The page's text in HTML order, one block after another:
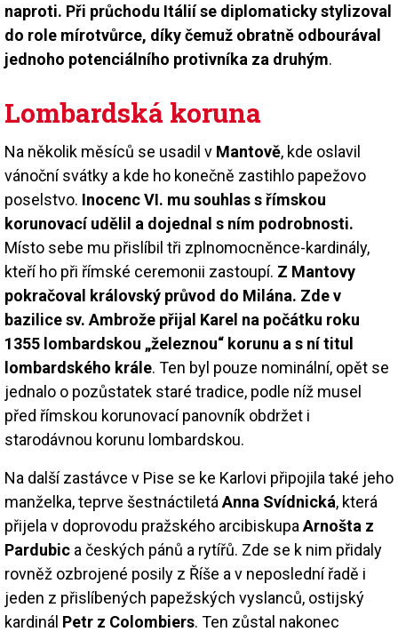
naproti. Při průchodu Itálií se diplomaticky stylizoval
do role mírotvůrce, díky čemuž obratně odbourával
jednoho potenciálního protivníka za druhým.
Lombardská koruna
Na několik měsíců se usadil v Mantově, kde oslavil
vánoční svátky a kde ho konečně zastihlo papežovo
poselstvo. Inocenc VI. mu souhlas s římskou
korunovací udělil a dojednal s ním podrobnosti.
Místo sebe mu přislíbil tři zplnomocněnce-kardinály,
kteří ho při římské ceremonii zastoupí. Z Mantovy
pokračoval královský průvod do Milána. Zde v
bazilice sv. Ambrože přijal Karel na počátku roku
1355 lombardskou „železnou“ korunu a s ní titul
lombardského krále. Ten byl pouze nominální, opět se
jednalo o pozůstatek staré tradice, podle níž musel
před římskou korunovací panovník obdržet i
starodávnou korunu lombardskou.
Na další zastávce v Pise se ke Karlovi připojila také jeho
manželka, teprve šestnáctiletá Anna Svídnická, která
přijela v doprovodu pražského arcibiskupa Arnošta z
Pardubic a českých pánů a rytířů. Zde se k nim přidaly
rovněž ozbrojené posily z Říše a v neposlední řadě i
jeden z přislíbených papežských vyslanců, ostijský
kardinál Petr z Colombiers. Ten zůstal nakonec